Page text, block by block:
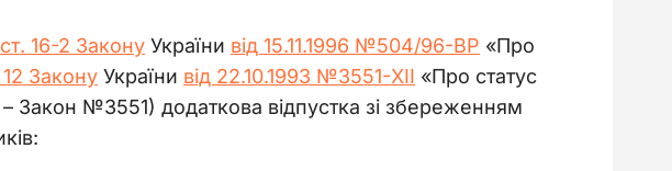
ст. 16-2 Закону України від 15.11.1996 №504/96-ВР «Про
12 Закону України від 22.10.1993 №3551-XII «Про статус
– Закон №3551) додаткова відпустка зі збереженням